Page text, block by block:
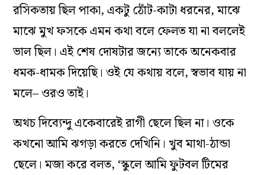
রসিকতায় ছিল পাকা, একটু ঠোঁট-কাটা ধরনের, মাঝে
মাঝে মুখ ফসকে এমন কথা বলে ফেলত যা না বললেই
ভাল ছিল। এই শেষ দোষটার জন্যে তাকে অনেকবার
ধমক-ধামক দিয়েছি। ওই যে কথায় বলে, স্বভাব যায় না
মলে– ওরও তাই।
অথচ দিব্যেন্দু একেবারেই রাগী ছেলে ছিল না। ওকে
কখনো আমি ঝগড়া করতে দেখিনি। খুব মাথা-ঠান্ডা
ছেলে। মজা করে বলত, ‘স্কুলে আমি ফুটবল টিমের